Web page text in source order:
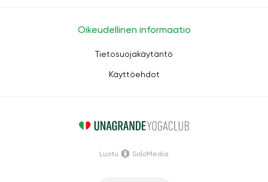
Oikeudellinen informaatio
Tietosuojakäytäntö
Käyttöehdot
Luotu SoloMedia